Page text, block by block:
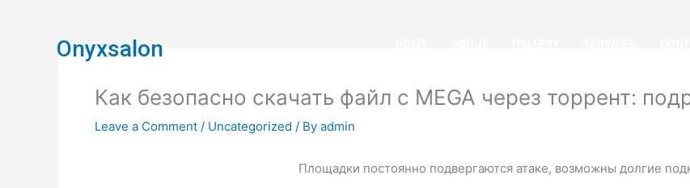
Onyxsalon
Как безопасно скачать файл с MEGA через торрент:
Leave a Comment / Uncategorized / By admin
Площадки постоянно подвергаются атаке, возможны долгие